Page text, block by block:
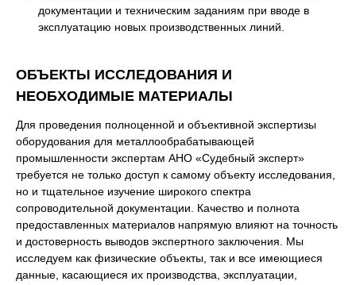
документации и техническим заданиям при вводе в
эксплуатацию новых производственных линий.
ОБЪЕКТЫ ИССЛЕДОВАНИЯ И
НЕОБХОДИМЫЕ МАТЕРИАЛЫ
Для проведения полноценной и объективной экспертизы
оборудования для металлообрабатывающей
промышленности экспертам АНО «Судебный эксперт»
требуется не только доступ к самому объекту исследования,
но и тщательное изучение широкого спектра
сопроводительной документации. Качество и полнота
предоставленных материалов напрямую влияют на точность
и достоверность выводов экспертного заключения. Мы
исследуем как физические объекты, так и все имеющиеся
данные, касающиеся их производства, эксплуатации,